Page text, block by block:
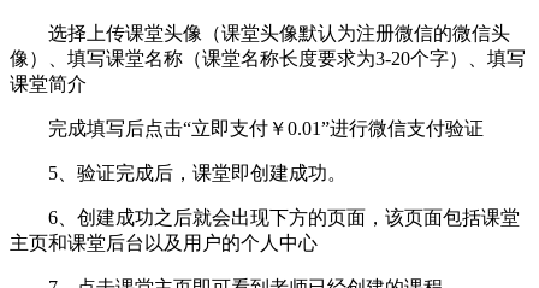
选择上传课堂头像（课堂头像默认为注册微信的微信头
像）、填写课堂名称（课堂名称长度要求为3-20个字）、填写
课堂简介
完成填写后点击“立即支付￥0.01”进行微信支付验证
5、验证完成后，课堂即创建成功。
6、创建成功之后就会出现下方的页面，该页面包括课堂
主页和课堂后台以及用户的个人中心